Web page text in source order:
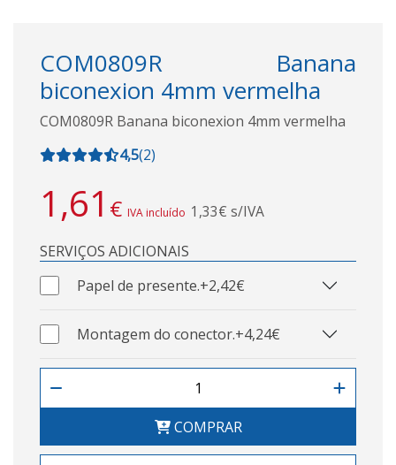
COM0809R Banana
biconexion 4mm vermelha
COM0809R Banana biconexion 4mm vermelha
4,5(2)
1,61 € IVA incluído 1,33€ s/IVA
SERVIÇOS ADICIONAIS
Papel de presente.+2,42€
Montagem do conector.+4,24€
COMPRAR